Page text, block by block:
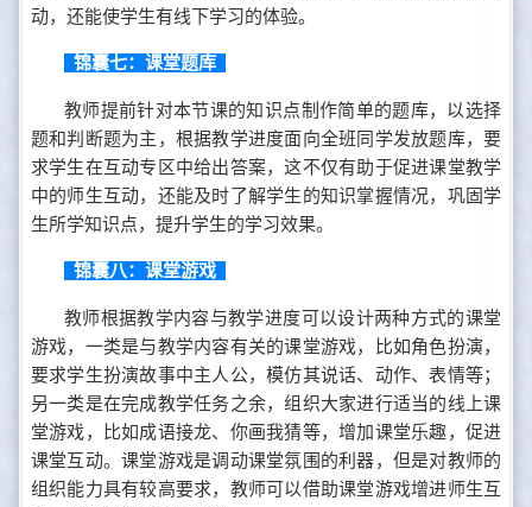
动，还能使学生有线下学习的体验。
锦囊七：课堂题库
教师提前针对本节课的知识点制作简单的题库，以选择
题和判断题为主，根据教学进度面向全班同学发放题库，要
求学生在互动专区中给出答案，这不仅有助于促进课堂教学
中的师生互动，还能及时了解学生的知识掌握情况，巩固学
生所学知识点，提升学生的学习效果。
锦囊八：课堂游戏
教师根据教学内容与教学进度可以设计两种方式的课堂
游戏，一类是与教学内容有关的课堂游戏，比如角色扮演，
要求学生扮演故事中主人公，模仿其说话、动作、表情等；
另一类是在完成教学任务之余，组织大家进行适当的线上课
堂游戏，比如成语接龙、你画我猜等，增加课堂乐趣，促进
课堂互动。课堂游戏是调动课堂氛围的利器，但是对教师的
组织能力具有较高要求，教师可以借助课堂游戏增进师生互